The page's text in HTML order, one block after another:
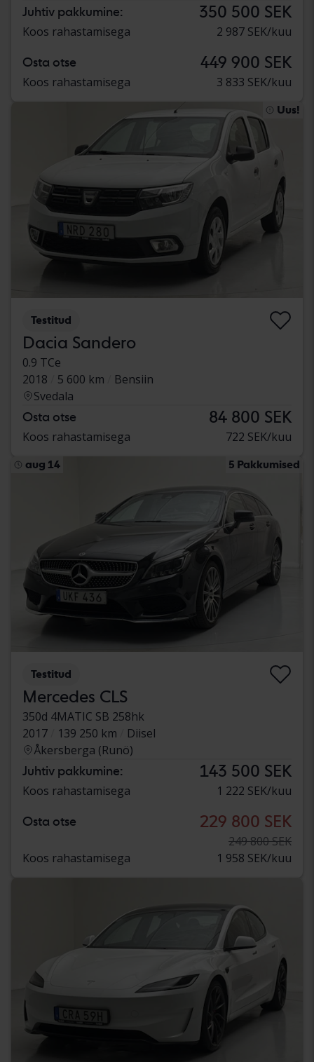
Juhtiv pakkumine: 350 500 SEK
Koos rahastamisega 2 987 SEK/kuu
Osta otse 449 900 SEK
Koos rahastamisega 3 833 SEK/kuu
Uus!
Testitud
Dacia Sandero
0.9 TCe
2018
5 600 km
Bensiin
Svedala
Osta otse 84 800 SEK
Koos rahastamisega 722 SEK/kuu
aug 14 5 Pakkumised
Testitud
Mercedes CLS
350d 4MATIC SB 258hk
2017
139 250 km
Diisel
Åkersberga (Runö)
Juhtiv pakkumine: 143 500 SEK
Koos rahastamisega 1 222 SEK/kuu
Osta otse 229 800 SEK
249 800 SEK
Koos rahastamisega
1 958 SEK/kuu